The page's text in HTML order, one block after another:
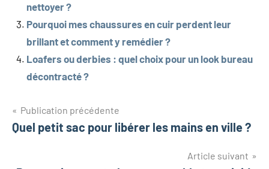
nettoyer ?
Pourquoi mes chaussures en cuir perdent leur
brillant et comment y remédier ?
Loafers ou derbies : quel choix pour un look bureau
décontracté ?
Navigation
de
Publication précédente
Quel petit sac pour libérer les mains en ville ?
Article suivant